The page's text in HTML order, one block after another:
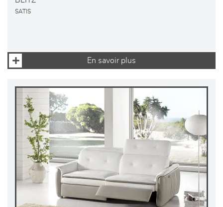
SATIS
En savoir plus